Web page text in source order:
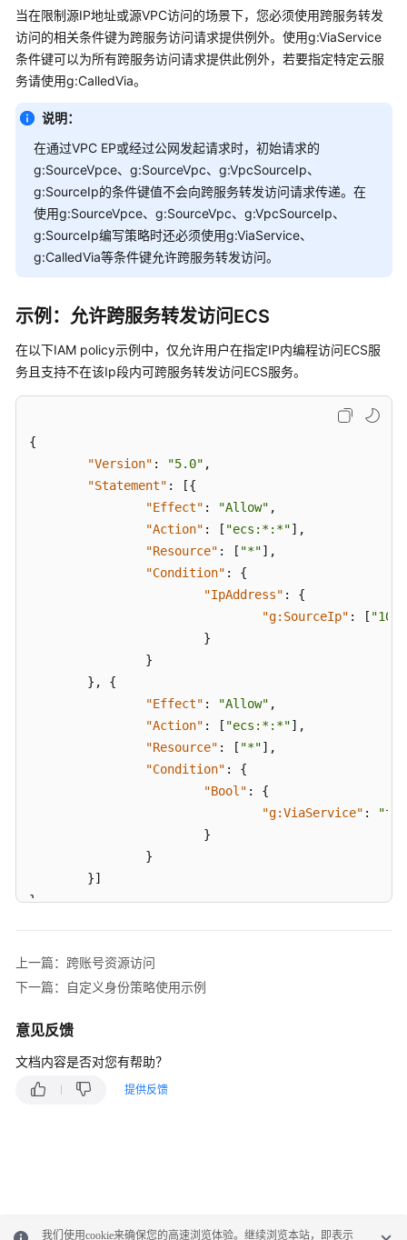
概
念
身
份
略
语
法
使
控
制
对
华
的
访
IAM
访
号
资
跨
当在限制源IP地址或源VPC访问的场景下，您必须使用跨服务转发
访问的相关条件键为跨服务访问请求提供例外。使用g:ViaService
条件键可以为所有跨服务访问请求提供此例外，若要指定特定云服
务请使用g:CalledVia。
说明：
在通过VPC EP或经过公网发起请求时，初始请求的
g:SourceVpce、g:SourceVpc、g:VpcSourceIp、
g:SourceIp的条件键值不会向跨服务转发访问请求传递。在
使用g:SourceVpce、g:SourceVpc、g:VpcSourceIp、
g:SourceIp编写策略时还必须使用g:ViaService、
g:CalledVia等条件键允许跨服务转发访问。
示例：允许跨服务转发访问ECS
在以下IAM policy示例中，仅允许用户在指定IP内编程访问ECS服
务且支持不在该Ip段内可跨服务转发访问ECS服务。
{
"Version" : "5.0" ,
"Statement" : [{
"Effect" : "Allow" ,
"Action" : [ "ecs:*:*"] ,
"Resource" : [ "*"] ,
"Condition" :
{
"IpAddress" :
{
"g:SourceIp" : [
}
}
} ,
{
"Effect" : "Allow" ,
"Action" : [ "ecs:*:*"] ,
"Resource" : [ "*"] ,
"Condition" :
{
"Bool" :
{
"g:ViaService" :
}
}
}]
}
上一篇：跨账号资源访问
下一篇：自定义身份策略使用示例
意见反馈
文档内容是否对您有帮助？
提供反馈
我们使用cookie来确保您的高速浏览体验。继续浏览本站，即表示